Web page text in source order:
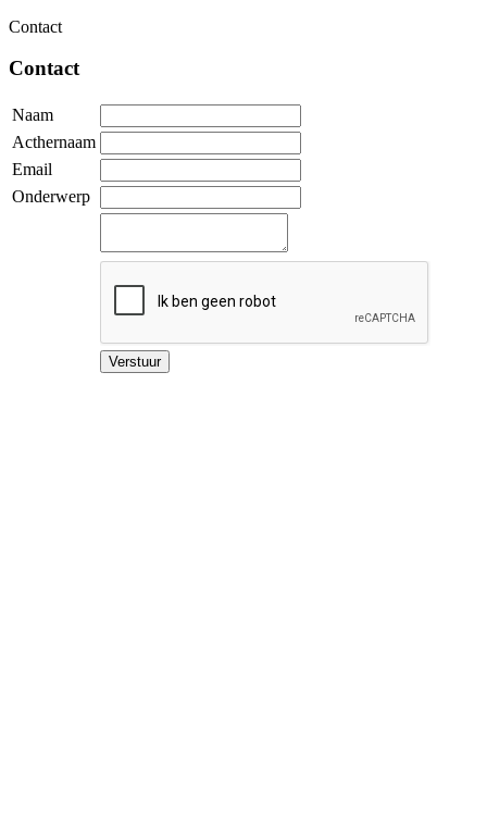
Contact
Contact
Naam
Acthernaam
Email
Onderwerp